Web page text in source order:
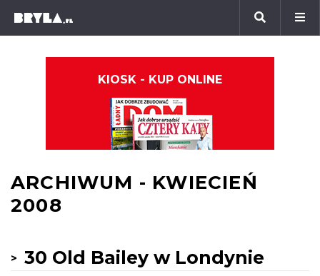
KIOSK - KUP ONLINE
ARCHIWUM - KWIECIEŃ
2008
30 Old Bailey w Londynie